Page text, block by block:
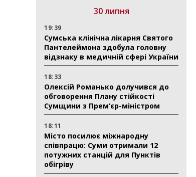
30 липня
19:39
Сумська клінічна лікарня Святого
Пантелеймона здобула головну
відзнаку в медичній сфері України
18:33
Олексій Романько долучився до
обговорення Плану стійкості
Сумщини з Прем’єр-міністром
18:11
Місто посилює міжнародну
співпрацю: Суми отримали 12
потужних станцій для Пунктів
обігріву